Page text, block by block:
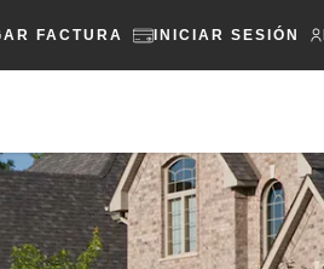
FACTURA INICIAR SESIÓN